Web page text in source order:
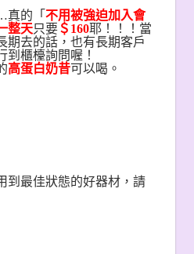
真的「 不用被強迫加入會
整天只要＄160耶！！！當
期去的話，也有長期客戶
到櫃檯詢問喔！
高蛋白奶昔可以喝。
到最佳狀態的好器材，請